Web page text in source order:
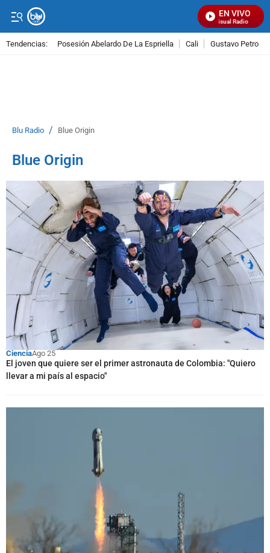
EN VIVO
Señal Visual Radio
Tendencias: Posesión Abelardo De La Espriella Cali Gustavo Petro
Blu Radio / Blue Origin
Blue Origin
CienciaAgo 25
El joven que quiere ser el primer astronauta de Colombia: "Quiero
llevar a mi país al espacio"